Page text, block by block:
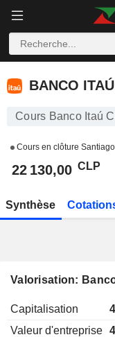
BANCO ITAÚ
BANCO
Cours Banco Itaú
Cours en clôture
22 130,00 CLP
Synthèse
Valorisation:
Capitalisation
Valeur d'entreprise